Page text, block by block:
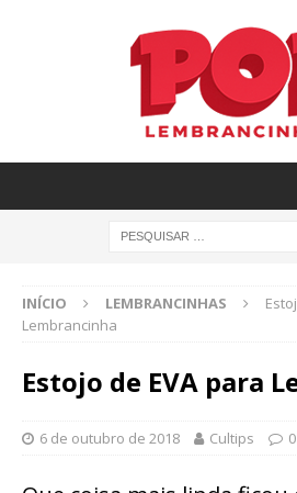
INÍCIO LEMBRANCINHAS
Lembrancinha
Estojo de EVA para
6 de outubro de 2018 Cultips 0